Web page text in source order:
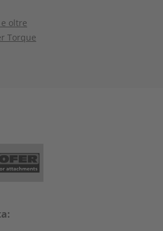
oltre
Torque